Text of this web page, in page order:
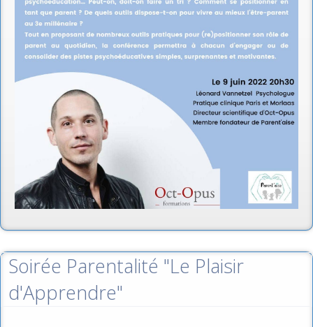
Soirée Parentalité "Le Plaisir
d'Apprendre"